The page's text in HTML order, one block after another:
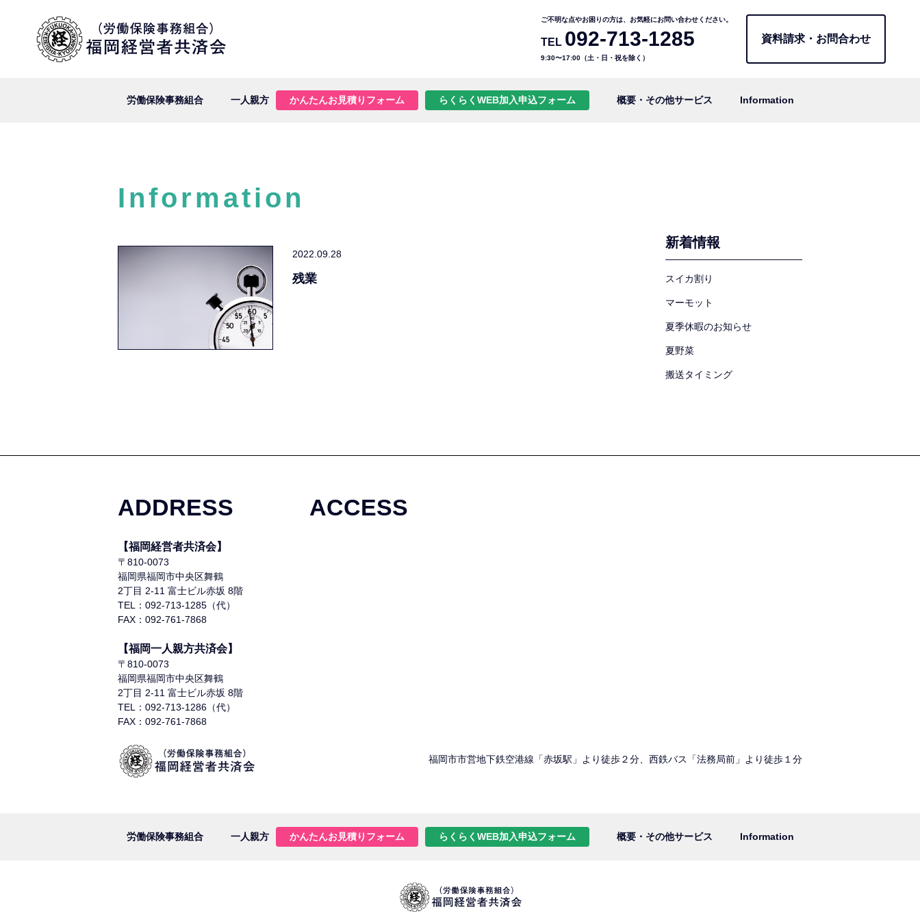
ご不明な点やお困りの方は、お気軽にお問い合わせください。
TEL 092-713-1285
9:30〜17:00（土・日・祝を除く）
資料請求・お問合わせ
労働保険事務組合 一人親方 かんたんお見積りフォーム らくらくWEB加入申込フォーム 概要・その他サービス Information
Information
2022.09.28
残業
新着情報
スイカ割り
マーモット
夏季休暇のお知らせ
夏野菜
搬送タイミング
ADDRESS
【福岡経営者共済会】
〒810-0073
福岡県福岡市中央区舞鶴
2丁目 2-11 富士ビル赤坂 8階
TEL：092-713-1285（代）
FAX：092-761-7868
【福岡一人親方共済会】
〒810-0073
福岡県福岡市中央区舞鶴
2丁目 2-11 富士ビル赤坂 8階
TEL：092-713-1286（代）
FAX：092-761-7868
ACCESS
福岡市市営地下鉄空港線「赤坂駅」より徒歩２分、西鉄バス「法務局前」より徒歩１分
労働保険事務組合 一人親方 かんたんお見積りフォーム らくらくWEB加入申込フォーム 概要・その他サービス Information